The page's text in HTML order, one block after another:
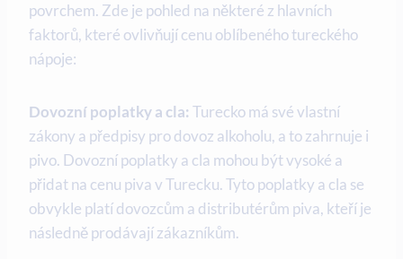
povrchem. Zde je pohled na některé z hlavních
faktorů, které ovlivňují cenu oblíbeného tureckého
nápoje:
Dovozní poplatky a cla: Turecko má své vlastní
zákony a předpisy pro dovoz alkoholu, a to zahrnuje i
pivo. Dovozní poplatky a cla mohou být vysoké a
přidat na cenu piva v Turecku. Tyto poplatky a cla se
obvykle platí dovozcům a distributérům piva, kteří je
následně prodávají zákazníkům.